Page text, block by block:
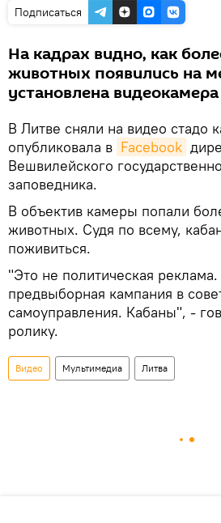
Подписаться
На кадрах видно, как
животных появились на
установлена видеокамера
В Литве сняли на видео стадо
опубликовала в Facebook
Вешвилейского
заповедника.
В объектив камеры попали
животных. Судя по всему,
поживиться.
"Это не политическая
предвыборная кампания в
самоуправления. Кабаны", -
ролику.
Видео Мультимедиа Литва